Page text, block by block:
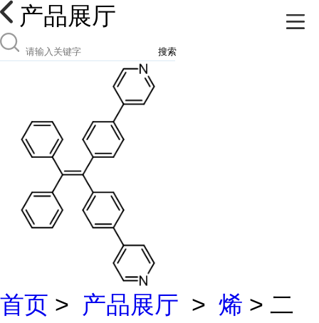
产品展厅
搜索
首页 > 产品展厅 > 烯 > 二